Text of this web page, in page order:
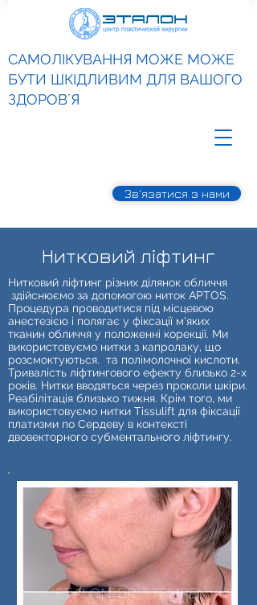
Зв'язатися з нами
САМОЛІКУВАННЯ МОЖЕ МОЖЕ
БУТИ ШКІДЛИВИМ ДЛЯ ВАШОГО
ЗДОРОВʼЯ
Нитковий ліфтинг
Нитковий ліфтинг різних ділянок обличчя
здійснюємо за допомогою ниток APTOS.
Процедура проводитися під місцевою
анестезією і полягає у фіксації м'яких
тканин обличчя у положенні корекції. Ми
використовуємо нитки з капролаку, що
розсмоктуються. та полімолочної кислоти.
Тривалість ліфтингового ефекту близько 2-х
років. Нитки вводяться через проколи шкіри.
Реабілітація близько тижня. Крім того, ми
використовуємо нитки Tissulift для фіксації
платизми по Сердеву в контексті
двовекторного субментального ліфтингу.